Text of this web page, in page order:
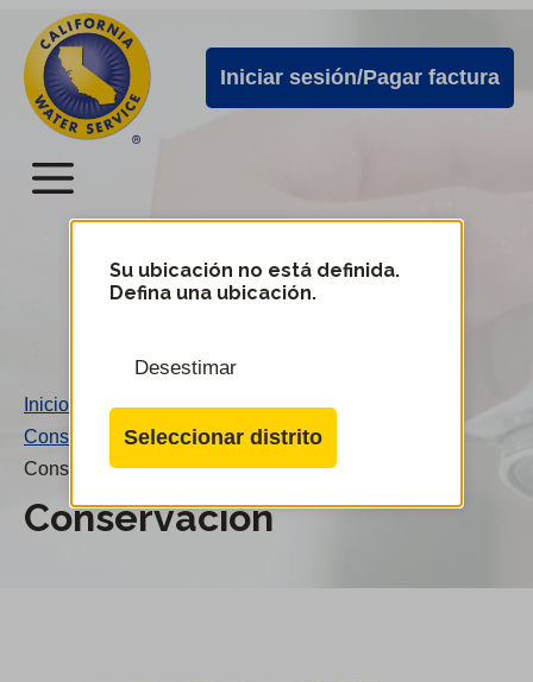
directamente
contenido
principal
Alertas
de
Cal
Water
Iniciar sesión/Pagar factura
Menú
Menú
servicio
de
Cal
Water
Su ubicación no está definida.
Defina una ubicación.
Desestimar
Seleccionar distrito
Inicio
Conservación
Conservación
Conservación